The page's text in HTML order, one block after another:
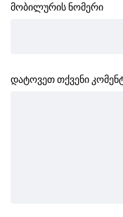
მობილურის ნომერი
დატოვეთ თქვენი